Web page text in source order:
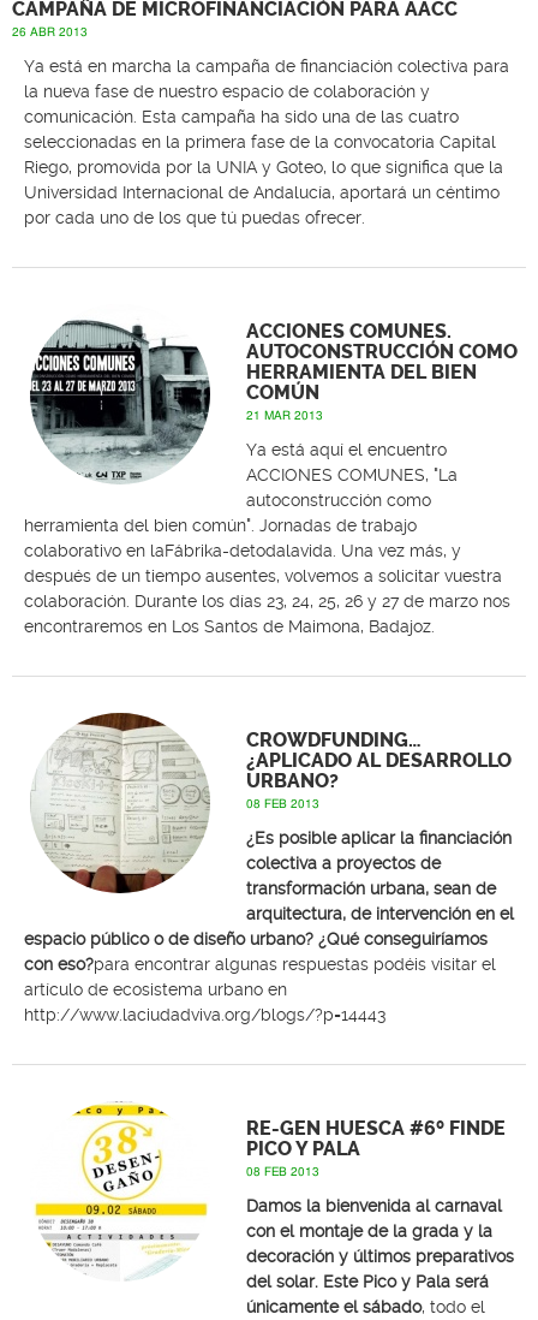
CAMPAÑA DE MICROFINANCIACIÓN PARA AACC
26 ABR 2013
Ya está en marcha la campaña de financiación colectiva para
la nueva fase de nuestro espacio de colaboración y
comunicación. Esta campaña ha sido una de las cuatro
seleccionadas en la primera fase de la convocatoria Capital
Riego, promovida por la UNIA y Goteo, lo que significa que la
Universidad Internacional de Andalucía, aportará un céntimo
por cada uno de los que tú puedas ofrecer.
ACCIONES COMUNES.
AUTOCONSTRUCCIÓN COMO
HERRAMIENTA DEL BIEN
COMÚN
21 MAR 2013
Ya está aquí el encuentro
ACCIONES COMUNES, "La
autoconstrucción como
herramienta del bien común". Jornadas de trabajo
colaborativo en laFábrika-detodalavida. Una vez más, y
después de un tiempo ausentes, volvemos a solicitar vuestra
colaboración. Durante los días 23, 24, 25, 26 y 27 de marzo nos
encontraremos en Los Santos de Maimona, Badajoz.
CROWDFUNDING…
¿APLICADO AL DESARROLLO
URBANO?
08 FEB 2013
¿Es posible aplicar la financiación
colectiva a proyectos de
transformación urbana, sean de
arquitectura, de intervención en el
espacio público o de diseño urbano? ¿Qué conseguiríamos
con eso?para encontrar algunas respuestas podéis visitar el
artículo de ecosistema urbano en
http://www.laciudadviva.org/blogs/?p=14443
RE-GEN HUESCA #6º FINDE
PICO Y PALA
08 FEB 2013
Damos la bienvenida al carnaval
con el montaje de la grada y la
decoración y últimos preparativos
del solar. Este Pico y Pala será
únicamente el sábado, todo el